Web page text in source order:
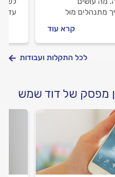
מתנהלים מול
קרא עוד
עד
לכל התקלות ועבודות
מפסק של דוד שמש